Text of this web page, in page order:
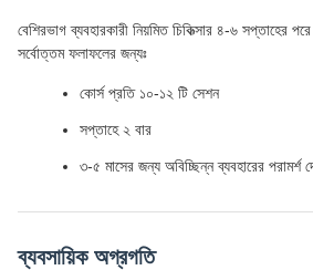
বেশিরভাগ ব্যবহারকারী নিয়মিত চিকিত্সার ৪-৬ সপ্তাহের
সর্বোত্তম ফলাফলের জন্যঃ
কোর্স প্রতি ১০-১২ টি সেশন
সপ্তাহে ২ বার
৩-৫ মাসের জন্য অবিচ্ছিন্ন ব্যবহারের পরামর্শ
ব্যবসায়িক অগ্রগতি